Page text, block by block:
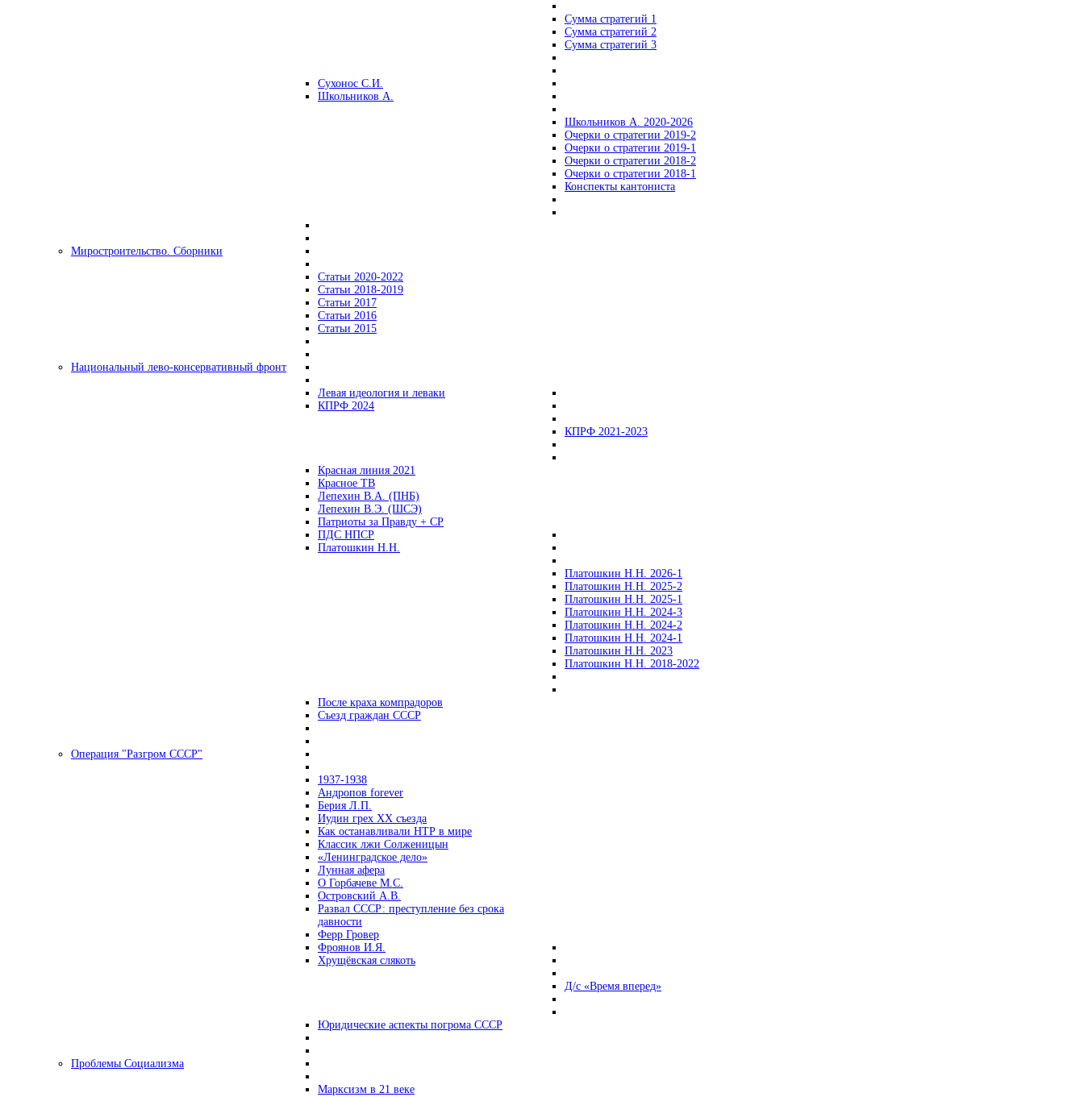
Сумма стратегий 1
Сумма стратегий 2
Сумма стратегий 3
Сухонос С.И.
Школьников А.
Школьников А. 2020-2026
Очерки о стратегии 2019-2
Очерки о стратегии 2019-1
Очерки о стратегии 2018-2
Очерки о стратегии 2018-1
Конспекты кантониста
Миростроительство. Сборники
Статьи 2020-2022
Статьи 2018-2019
Статьи 2017
Статьи 2016
Статьи 2015
Национальный лево-консервативный фронт
Левая идеология и леваки
КПРФ 2024
КПРФ 2021-2023
Красная линия 2021
Красное ТВ
Лепехин В.А. (ПНБ)
Лепехин В.Э. (ШСЭ)
Патриоты за Правду + СР
ПДС НПСР
Платошкин Н.Н.
Платошкин Н.Н. 2026-1
Платошкин Н.Н. 2025-2
Платошкин Н.Н. 2025-1
Платошкин Н.Н. 2024-3
Платошкин Н.Н. 2024-2
Платошкин Н.Н. 2024-1
Платошкин Н.Н. 2023
Платошкин Н.Н. 2018-2022
После краха компрадоров
Съезд граждан СССР
Операция "Разгром СССР"
1937-1938
Андропов forever
Берия Л.П.
Иудин грех ХХ съезда
Как останавливали НТР в мире
Классик лжи Солженицын
«Ленинградское дело»
Лунная афера
О Горбачеве М.С.
Островский А.В.
Развал СССР: преступление без срока
давности
Ферр Гровер
Фроянов И.Я.
Хрущёвская слякоть
Д/с «Время вперед»
Юридические аспекты погрома СССР
Проблемы Социализма
Марксизм в 21 веке